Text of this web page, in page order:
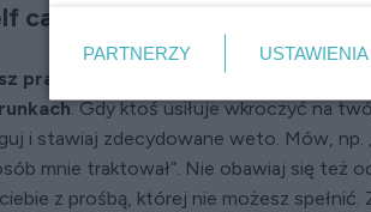
care to stawianie granic
prawo to swojego emocjonalnego
. Gdy ktoś usiłuje wkroczyć na
i stawiaj zdecydowane weto. Mów,
mnie traktował”. Nie obawiaj się też
z prośbą, której nie możesz spełnić.
PARTNERZY USTAWIENIA